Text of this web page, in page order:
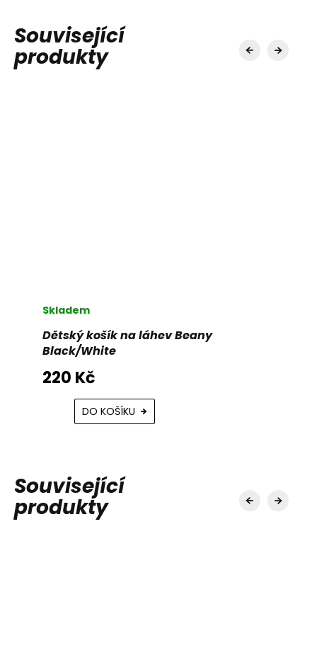
Související
produkty
Dětský košík na láhev Beany
Black/White
Skladem
220 Kč
DO KOŠÍKU
Související
produkty